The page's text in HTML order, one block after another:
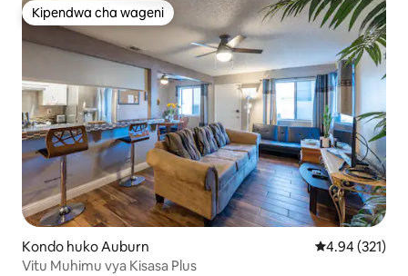
Kipendwa cha wageni
Kipendwa cha wageni
Kondo huko Auburn Ukadiriaji wa
4.94 (321)
Vitu Muhimu vya Kisasa Plus